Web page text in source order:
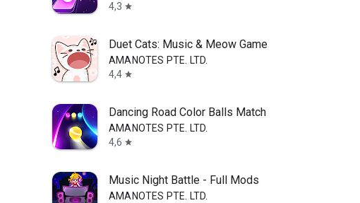
4,3 star
Duet Cats: Music & Meow Game
AMANOTES PTE. LTD.
4,4 star
Dancing Road Color Balls Match
AMANOTES PTE. LTD.
4,6 star
Music Night Battle - Full Mods
AMANOTES PTE. LTD.